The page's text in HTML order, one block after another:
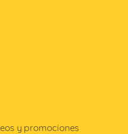
y promociones